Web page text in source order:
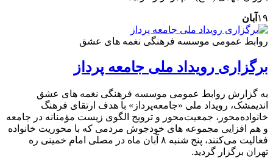
۱۹ آبان
روابط عمومی موسسه فرهنگی نغمه های عشق
برگزاری رویداد ملی جامعه پرداز
به گزارش روابط عمومی موسسه فرهنگی نغمه های عشق
اندیمشک، رویداد ملی «جامعه‌پرداز» با هدف ارتقای فرهنگ
خانواده‌محور، جمعیت‌محور و ترویج الگوی زیست مؤمنانه در جامعه
و هم افزایی مجموعه های خودجوش مردمی که با محوریت خانواده
فعالیت می‌کنند، پنج شنبه ۸ آبان ماه در مصلی امام خمینی ره
تهران برگزار گردید.